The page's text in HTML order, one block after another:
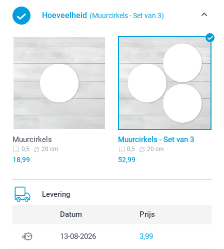
Hoeveelheid (Muurcirkels - Set van 3)
Muurcirkels
0,5 20 cm
18,99
Muurcirkels - Set van 3
0,5 20 cm
52,99
Levering
Datum Prijs
13-08-2026 3,99